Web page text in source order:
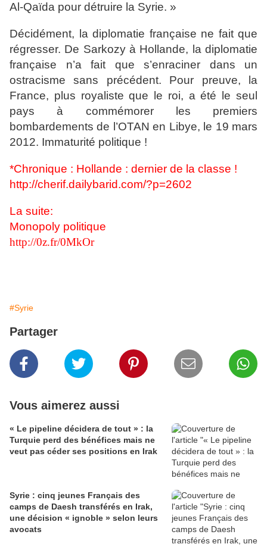
Al-Qaïda pour détruire la Syrie. »
Décidément, la diplomatie française ne fait que
régresser. De Sarkozy à Hollande, la diplomatie
française n’a fait que s’enraciner dans un
ostracisme sans précédent. Pour preuve, la
France, plus royaliste que le roi, a été le seul
pays à commémorer les premiers
bombardements de l’OTAN en Libye, le 19 mars
2012. Immaturité politique !
*Chronique : Hollande : dernier de la classe !
http://cherif.dailybarid.com/?p=2602
La suite:
Monopoly politique
http://0z.fr/0MkOr
#Syrie
Partager
Vous aimerez aussi
« Le pipeline décidera de tout » : la
Turquie perd des bénéfices mais ne
veut pas céder ses positions en Irak
Syrie : cinq jeunes Français des
camps de Daesh transférés en Irak,
une décision « ignoble » selon leurs
avocats